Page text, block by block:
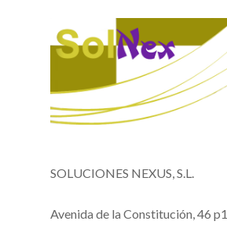
SOLUCIONES NEXUS, S.L.
Avenida de la Constitución, 46 p1